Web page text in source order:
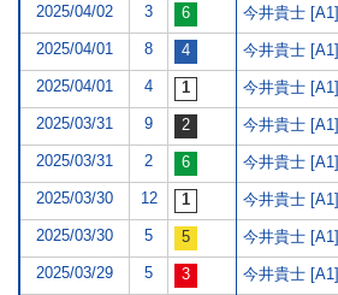
2025/04/02 3 今井貴士 [A1]
2025/04/01 8 今井貴士 [A1]
2025/04/01 4 今井貴士 [A1]
2025/03/31 9 今井貴士 [A1]
2025/03/31 2 今井貴士 [A1]
2025/03/30 12 今井貴士 [A1]
2025/03/30 5 今井貴士 [A1]
2025/03/29 5 今井貴士 [A1]